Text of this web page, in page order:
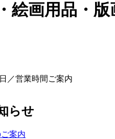
絵画用品・
／営業時間ご案内
らせ
案内